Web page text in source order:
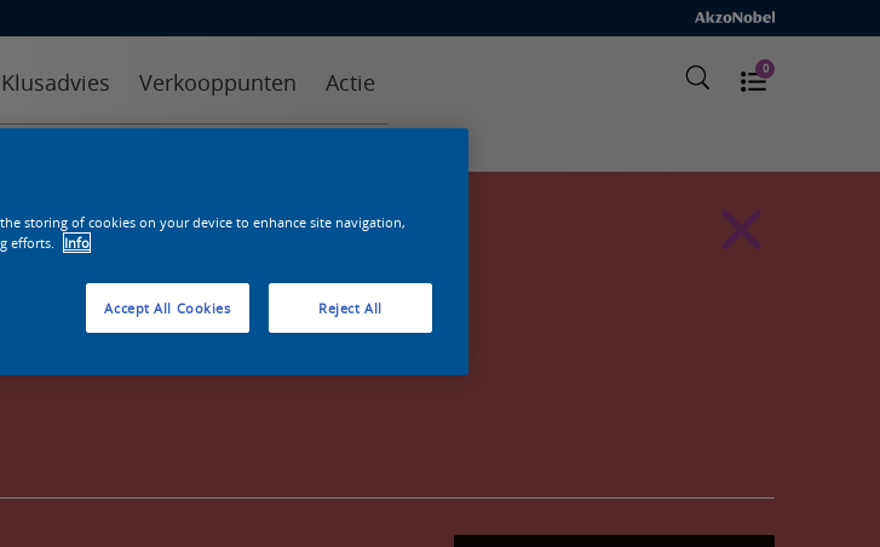
Klusadvies Verkooppunten Actie 0
storing of cookies on your device to enhance site navigation,
efforts.
Info
Reject All
Accept All Cookies